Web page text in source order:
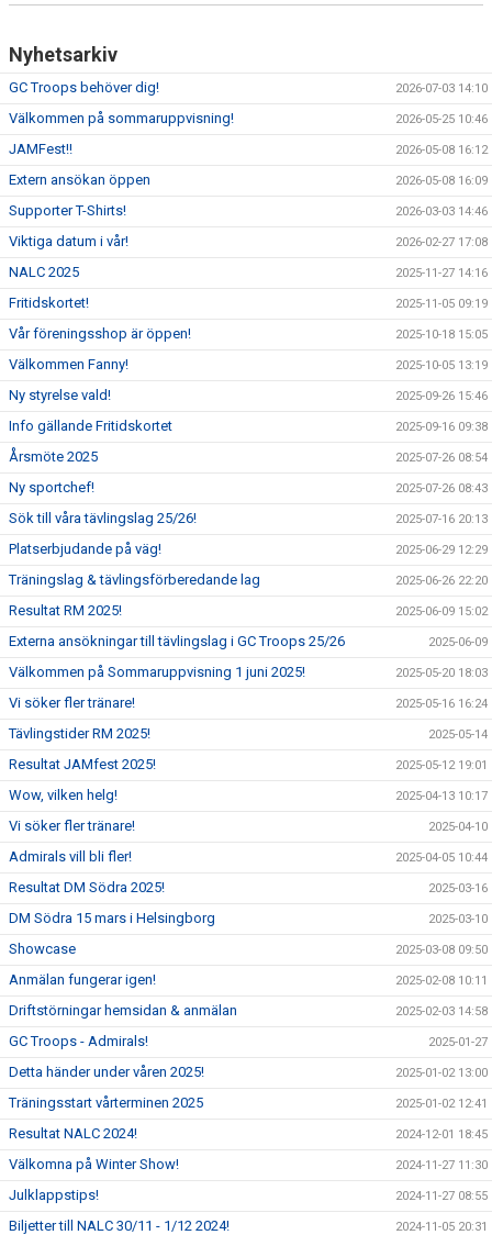
Nyhetsarkiv
GC Troops behöver dig! 2026-07-03 14:10
Välkommen på sommaruppvisning! 2026-05-25 10:46
JAMFest!! 2026-05-08 16:12
Extern ansökan öppen 2026-05-08 16:09
Supporter T-Shirts! 2026-03-03 14:46
Viktiga datum i vår! 2026-02-27 17:08
NALC 2025 2025-11-27 14:16
Fritidskortet! 2025-11-05 09:19
Vår föreningsshop är öppen! 2025-10-18 15:05
Välkommen Fanny! 2025-10-05 13:19
Ny styrelse vald! 2025-09-26 15:46
Info gällande Fritidskortet 2025-09-16 09:38
Årsmöte 2025 2025-07-26 08:54
Ny sportchef! 2025-07-26 08:43
Sök till våra tävlingslag 25/26! 2025-07-16 20:13
Platserbjudande på väg! 2025-06-29 12:29
Träningslag & tävlingsförberedande lag 2025-06-26 22:20
Resultat RM 2025! 2025-06-09 15:02
Externa ansökningar till tävlingslag i GC Troops 25/26 2025-06-09
Välkommen på Sommaruppvisning 1 juni 2025! 2025-05-20 18:03
Vi söker fler tränare! 2025-05-16 16:24
Tävlingstider RM 2025! 2025-05-14
Resultat JAMfest 2025! 2025-05-12 19:01
Wow, vilken helg! 2025-04-13 10:17
Vi söker fler tränare! 2025-04-10
Admirals vill bli fler! 2025-04-05 10:44
Resultat DM Södra 2025! 2025-03-16
DM Södra 15 mars i Helsingborg 2025-03-10
Showcase 2025-03-08 09:50
Anmälan fungerar igen! 2025-02-08 10:11
Driftstörningar hemsidan & anmälan 2025-02-03 14:58
GC Troops - Admirals! 2025-01-27
Detta händer under våren 2025! 2025-01-02 13:00
Träningsstart vårterminen 2025 2025-01-02 12:41
Resultat NALC 2024! 2024-12-01 18:45
Välkomna på Winter Show! 2024-11-27 11:30
Julklappstips! 2024-11-27 08:55
Biljetter till NALC 30/11 - 1/12 2024! 2024-11-05 20:31